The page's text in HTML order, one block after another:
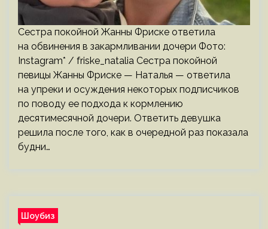
Сестра покойной Жанны Фриске ответила
на обвинения в закармливании дочери Фото:
Instagram* / friske_natalia Сестра покойной
певицы Жанны Фриске — Наталья — ответила
на упреки и осуждения некоторых подписчиков
по поводу ее подхода к кормлению
десятимесячной дочери. Ответить девушка
решила после того, как в очередной раз показала
будни…
Шоубиз